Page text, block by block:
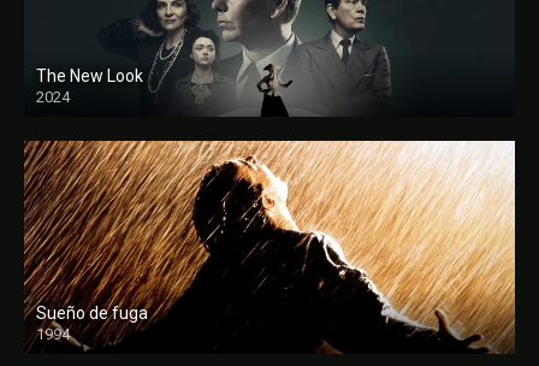
The New Look
2024
Sueño de fuga
1994
FULL HD